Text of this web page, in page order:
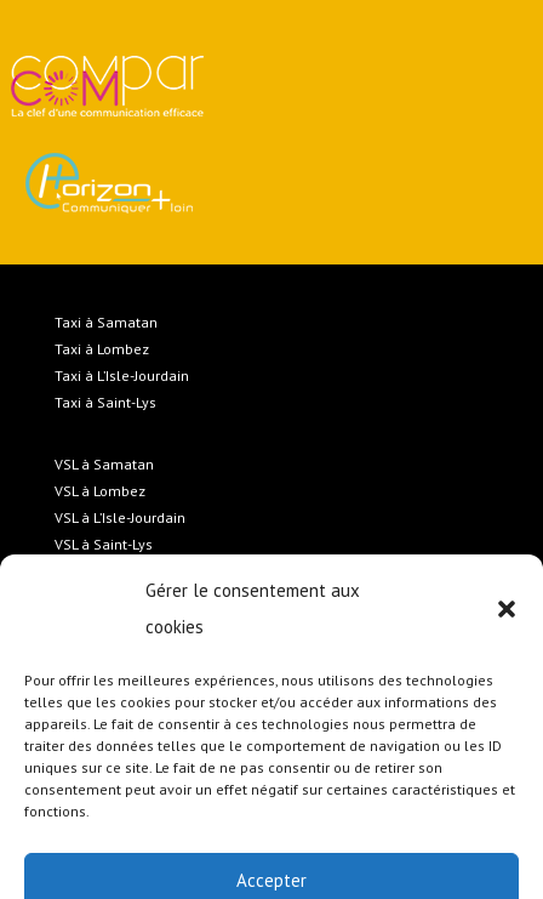
Gérer le consentement aux
cookies
Pour offrir les meilleures expériences, nous utilisons des technologies
telles que les cookies pour stocker et/ou accéder aux informations des
appareils. Le fait de consentir à ces technologies nous permettra de
traiter des données telles que le comportement de navigation ou les ID
uniques sur ce site. Le fait de ne pas consentir ou de retirer son
consentement peut avoir un effet négatif sur certaines caractéristiques et
fonctions.
Accepter
Taxi à Samatan
Taxi à Lombez
Taxi à L’Isle-Jourdain
Taxi à Saint-Lys
VSL à Samatan
VSL à Lombez
VSL à L’Isle-Jourdain
VSL à Saint-Lys
Transport médicalisé Lombez
Transport médicalisé Saint-Lys
Transport scolaire Samatan
Transport scolaire Lombez
Transport scolaire L’Isle-Jourdain